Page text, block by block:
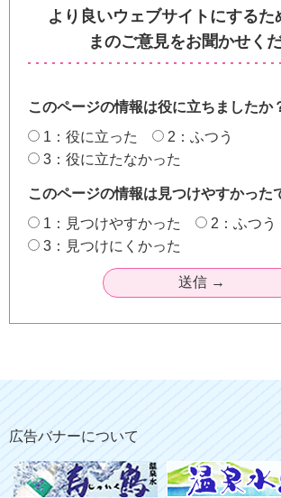
より良いウェブサイトにするた
まのご意見をお聞かせく
このページの情報は役に立ちましたか
1：役に立った
2：ふつう
3：役に立たなかった
このページの情報は見つけやすかった
1：見つけやすかった
2：ふつう
3：見つけにくかった
広告バナーについて